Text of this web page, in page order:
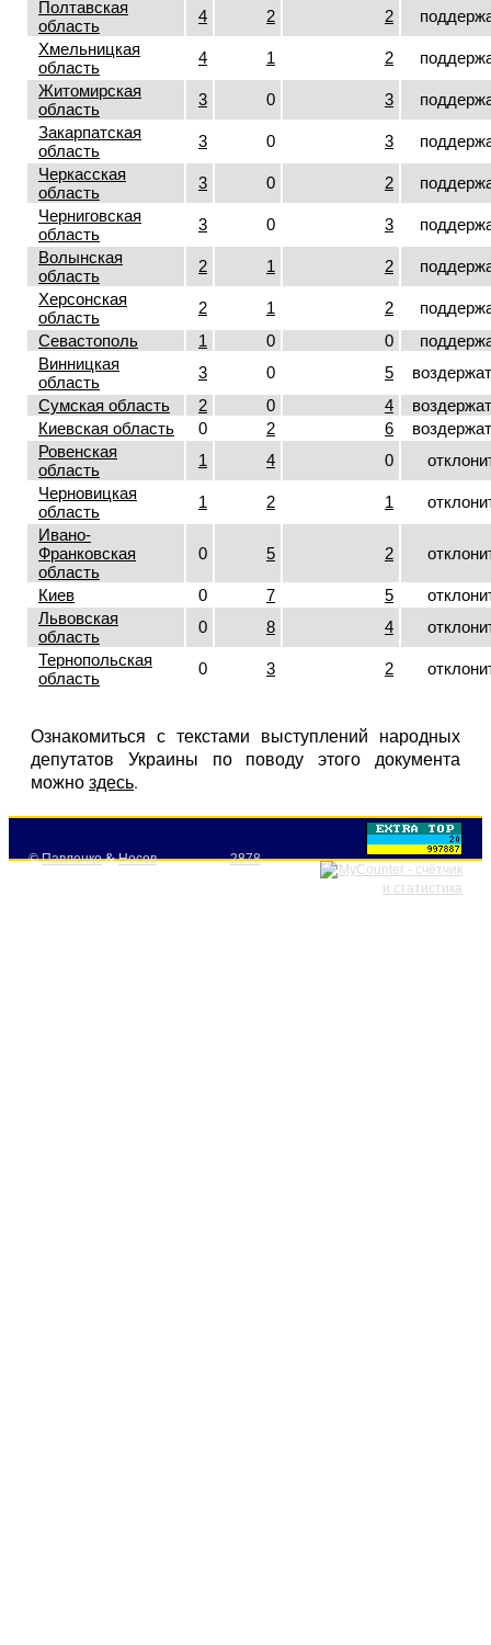
Полтавская
область
4 2 2
Хмельницкая
область
4 1 2
Житомирская
область
3 0 3
Закарпатская
область
3 0 3
Черкасская
область
3 0 2
Черниговская
область
3 0 3
Волынская
область
2 1 2
Херсонская
область
2 1 2
Севастополь
1 0 0
Винницкая
область
3 0 5
Сумская область
2 0 4
Киевская область
0 2 6
Ровенская
область
1 4 0
Черновицкая
область
1 2 1
Ивано-
Франковская
область
0 5 2
Киев 0 7 5
Львовская
область
0 8 4
Тернопольская
область
0 3 2
Ознакомиться с текстами выступлений народных
депутатов Украины по поводу этого документа
можноздесь.
©Павленко&Носов 2878